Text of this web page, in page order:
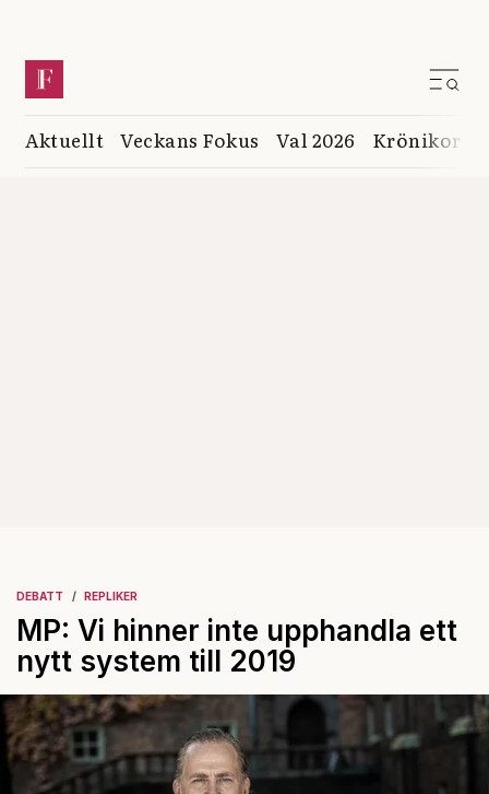
Aktuellt Veckans Fokus Val 2026 Krönikor
DEBATT REPLIKER
MP: Vi hinner inte upphandla ett
nytt system till 2019